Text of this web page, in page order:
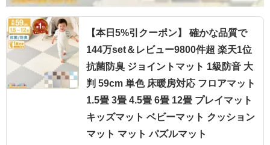
【本日5%引クーポン】 確かな品質で
144万set＆レビュー9800件超 楽天1位
抗菌防臭 ジョイントマット 1級防音 大
判 59cm 単色 床暖房対応 フロアマット
1.5畳 3畳 4.5畳 6畳 12畳 プレイマット
キッズマット ベビーマット クッション
マット マット パズルマット